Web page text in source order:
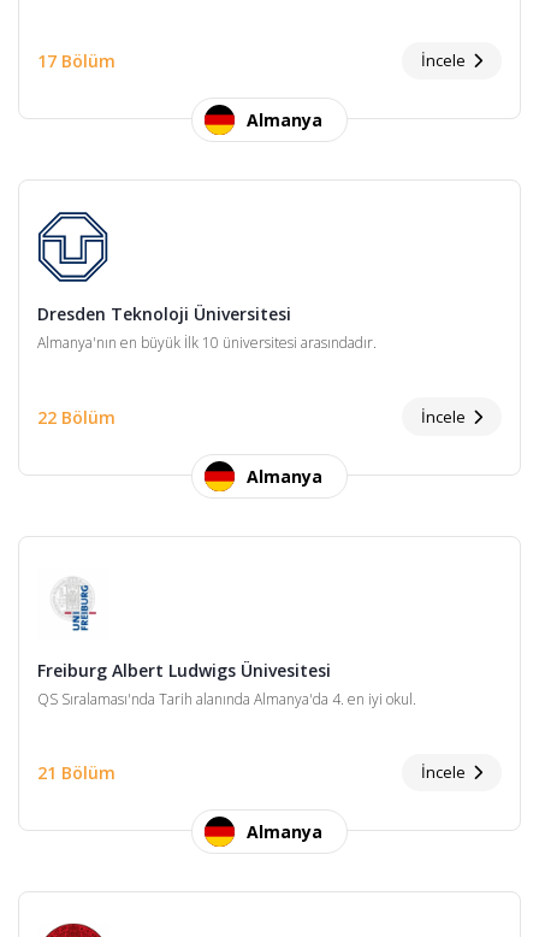
17 Bölüm İncele
Almanya
Dresden Teknoloji Üniversitesi
Almanya'nın en büyük İlk 10 üniversitesi arasındadır.
22 Bölüm İncele
Almanya
Freiburg Albert Ludwigs Ünivesitesi
QS Sıralaması'nda Tarih alanında Almanya'da 4. en iyi okul.
21 Bölüm İncele
Almanya